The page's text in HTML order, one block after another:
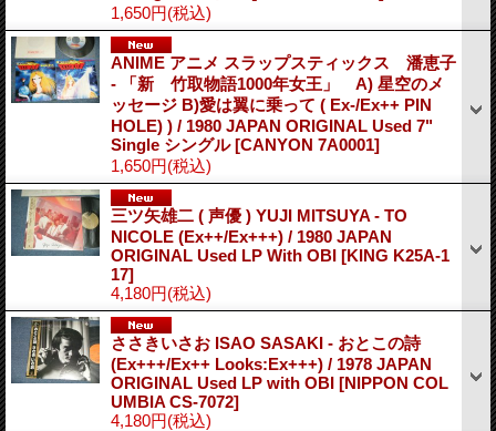
1,650円(税込)
ANIME アニメ スラップスティックス 潘恵子
- 「新 竹取物語1000年女王」 A) 星空のメ
ッセージ B)愛は翼に乗って ( Ex-/Ex++ PIN
HOLE) ) / 1980 JAPAN ORIGINAL Used 7"
Single シングル[CANYON 7A0001]
1,650円(税込)
三ツ矢雄二 ( 声優 ) YUJI MITSUYA - TO
NICOLE (Ex++/Ex+++) / 1980 JAPAN
ORIGINAL Used LP With OBI [KING K25A-1
17]
4,180円(税込)
ささきいさお ISAO SASAKI - おとこの詩
(Ex+++/Ex++ Looks:Ex+++) / 1978 JAPAN
ORIGINAL Used LP with OBI [NIPPON COL
UMBIA CS-7072]
4,180円(税込)